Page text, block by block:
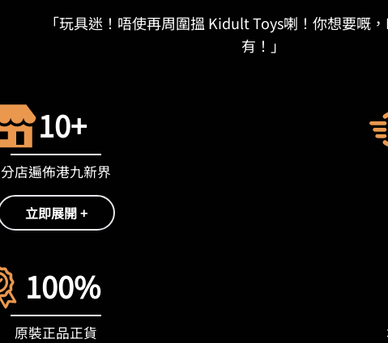
「玩具迷！唔使再周圍搵 Kidult Toys喇！你想要嘅
有！」
10+
分店遍佈港九新界
立即展開 +
100%
原裝正品正貨